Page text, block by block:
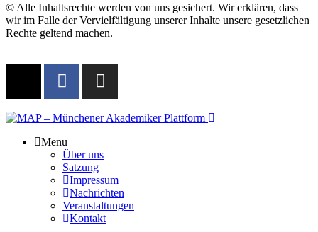
© Alle Inhaltsrechte werden von uns gesichert. Wir erklären, dass
wir im Falle der Vervielfältigung unserer Inhalte unsere gesetzlichen
Rechte geltend machen.
Menu
Über uns
Satzung
Impressum
Nachrichten
Veranstaltungen
Kontakt